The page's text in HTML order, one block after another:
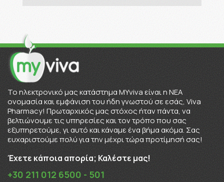
To ηλεκτρονικό μας κατάστημα MYviva είναι η ΝΕΑ
ονομασία και εμφάνιση του ήδη γνωστού σε εσάς, Viva
Pharmacy! Πρωταρχικός μας στόχος ήταν πάντα, να
βελτιώνουμε τις υπηρεσίες και τον τρόπο που σας
εξυπηρετούμε, γι αυτό και κάναμε ένα βήμα ακόμα. Σας
ευχαριστούμε πολύ για την μέχρι τώρα προτίμησή σας!
Έχετε κάποια απορία; Καλέστε μας!
+30 211 012 6500 - 501